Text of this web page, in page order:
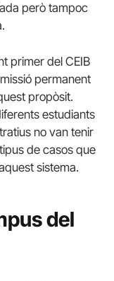
però tampoc
primer del CEIB
permanent
propòsit.
estudiants
no van tenir
de casos que
sistema.
del